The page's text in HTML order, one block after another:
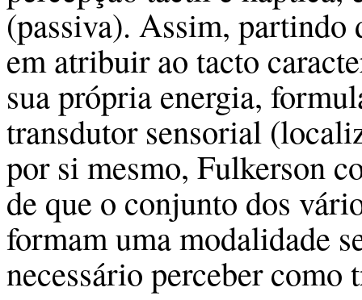
(passiva). Assim,
em atribuir ao tacto
sua própria energia,
transdutor sensorial
por si mesmo, Fulkerson
de que o conjunto dos
formam uma modalidade
necessário perceber